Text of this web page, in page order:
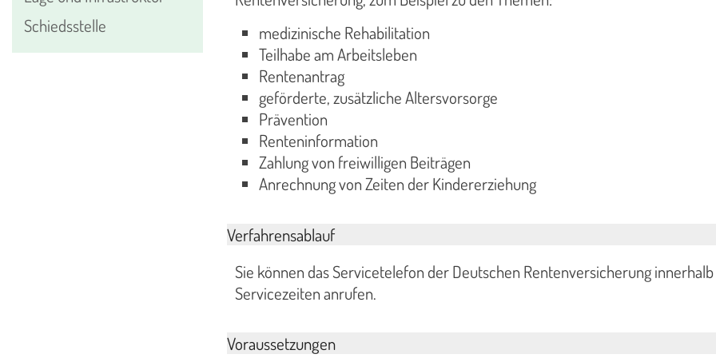
Schiedsstelle
medizinische Rehabilitation
Teilhabe am Arbeitsleben
Rentenantrag
geförderte, zusätzliche Altersvorsorge
Prävention
Renteninformation
Zahlung von freiwilligen Beiträgen
Anrechnung von Zeiten der Kindererziehung
Verfahrensablauf
Sie können das Servicetelefon der Deutschen Rentenversicherung
Servicezeiten anrufen.
Voraussetzungen